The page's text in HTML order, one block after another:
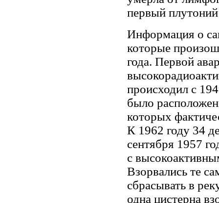
первый
Информация о
которые
года. Первой
происходил с
было
которых
К 1962 году 34
сентября 1957
с
Взорвались те
сбрасывать в
одна цистерна